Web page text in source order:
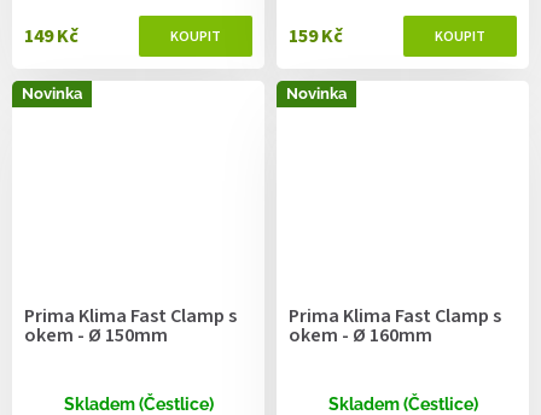
149 Kč 159 Kč
Novinka
Prima Klima Fast Clamp s
okem - Ø 150mm
Skladem (Čestlice)
Novinka
Prima Klima Fast Clamp s
okem - Ø 160mm
Skladem (Čestlice)